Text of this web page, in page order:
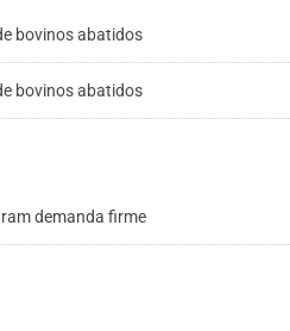
bovinos abatidos
bovinos abatidos
demanda firme